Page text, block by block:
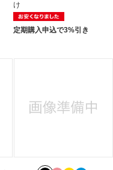
け
定期購入申込で3%引き